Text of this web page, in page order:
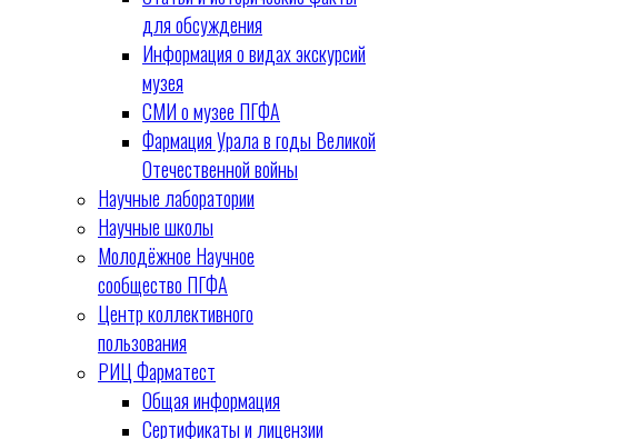
для обсуждения
Информация о видах экскурсий
музея
СМИ о музее ПГФА
Фармация Урала в годы Великой
Отечественной войны
Научные лаборатории
Научные школы
Молодёжное Научное
сообщество ПГФА
Центр коллективного
пользования
РИЦ Фарматест
Общая информация
Сертификаты и лицензии